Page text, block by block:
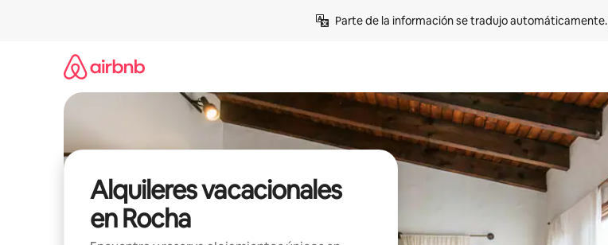
Parte de la información se tradujo automáticamente.
Alquileres vacacionales
en Rocha